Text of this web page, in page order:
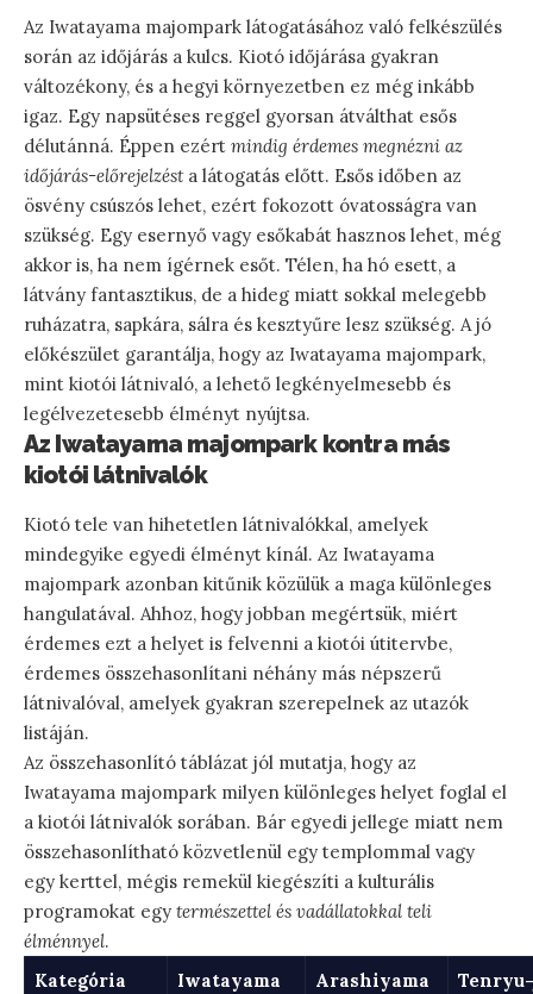
Az Iwatayama majompark látogatásához való felkészülés
során az időjárás a kulcs. Kiotó időjárása gyakran
változékony, és a hegyi környezetben ez még inkább
igaz. Egy napsütéses reggel gyorsan átválthat esős
délutánná. Éppen ezért mindig érdemes megnézni az
időjárás-előrejelzésta látogatás előtt. Esős időben az
ösvény csúszós lehet, ezért fokozott óvatosságra van
szükség. Egy esernyő vagy esőkabát hasznos lehet, még
akkor is, ha nem ígérnek esőt. Télen, ha hó esett, a
látvány fantasztikus, de a hideg miatt sokkal melegebb
ruházatra, sapkára, sálra és kesztyűre lesz szükség. A jó
előkészület garantálja, hogy az Iwatayama majompark,
mint kiotói látnivaló, a lehető legkényelmesebb és
legélvezetesebb élményt nyújtsa.
Az Iwatayama majompark kontra más
kiotói látnivalók
Kiotó tele van hihetetlen látnivalókkal, amelyek
mindegyike egyedi élményt kínál. Az Iwatayama
majompark azonban kitűnik közülük a maga különleges
hangulatával. Ahhoz, hogy jobban megértsük, miért
érdemes ezt a helyet is felvenni a kiotói útitervbe,
érdemes összehasonlítani néhány más népszerű
látnivalóval, amelyek gyakran szerepelnek az utazók
listáján.
Az összehasonlító táblázat jól mutatja, hogy az
Iwatayama majompark milyen különleges helyet foglal el
a kiotói látnivalók sorában. Bár egyedi jellege miatt nem
összehasonlítható közvetlenül egy templommal vagy
egy kerttel, mégis remekül kiegészíti a kulturális
programokat egy természettel és vadállatokkal teli
élménnyel.
Kategória
Iwatayama
Arashiyama